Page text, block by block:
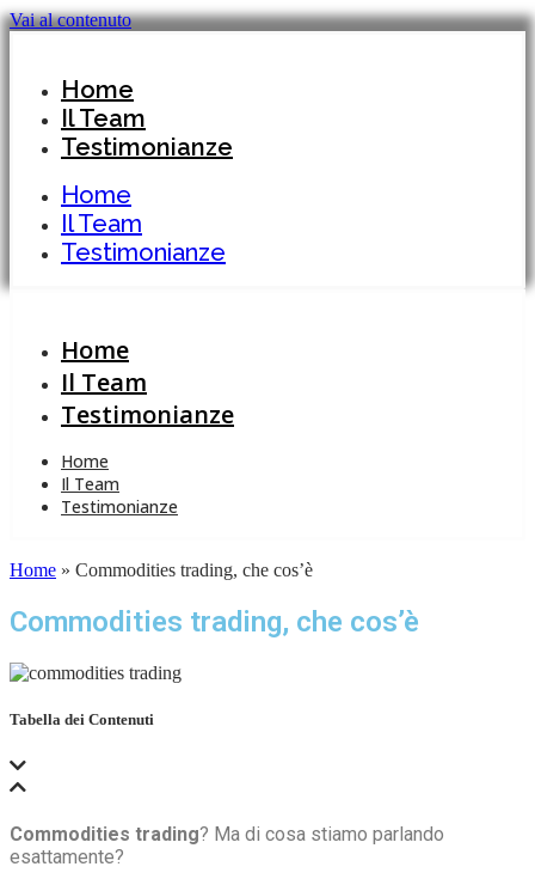
Vai al contenuto
Home
Il Team
Testimonianze
Home
Il Team
Testimonianze
Home
Il Team
Testimonianze
Home
Il Team
Testimonianze
Home » Commodities trading, che cos’è
Commodities trading, che cos’è
Tabella dei Contenuti
Commodities trading? Ma di cosa stiamo parlando
esattamente?